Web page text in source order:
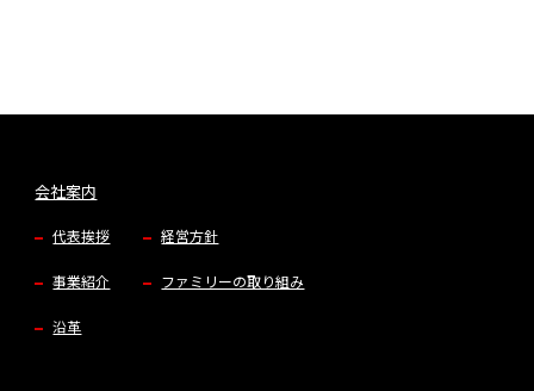
会社案内
代表挨拶
事業紹介
沿革
経営方針
ファミリーの取り組み